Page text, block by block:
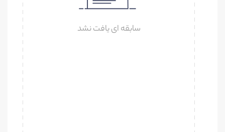
سابقه ای یافت نشد